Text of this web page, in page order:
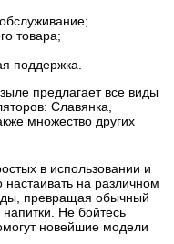
товара;
поддержка.
предлагает все виды
Славянка,
множество других
в использовании и
на различном
превращая обычный
Не бойтесь
новейшие модели